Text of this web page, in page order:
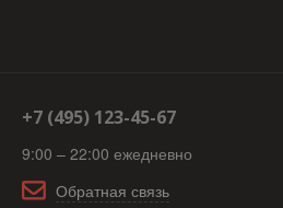
+7 (495) 123-45-67
9:00 – 22:00 ежедневно
Обратная связь